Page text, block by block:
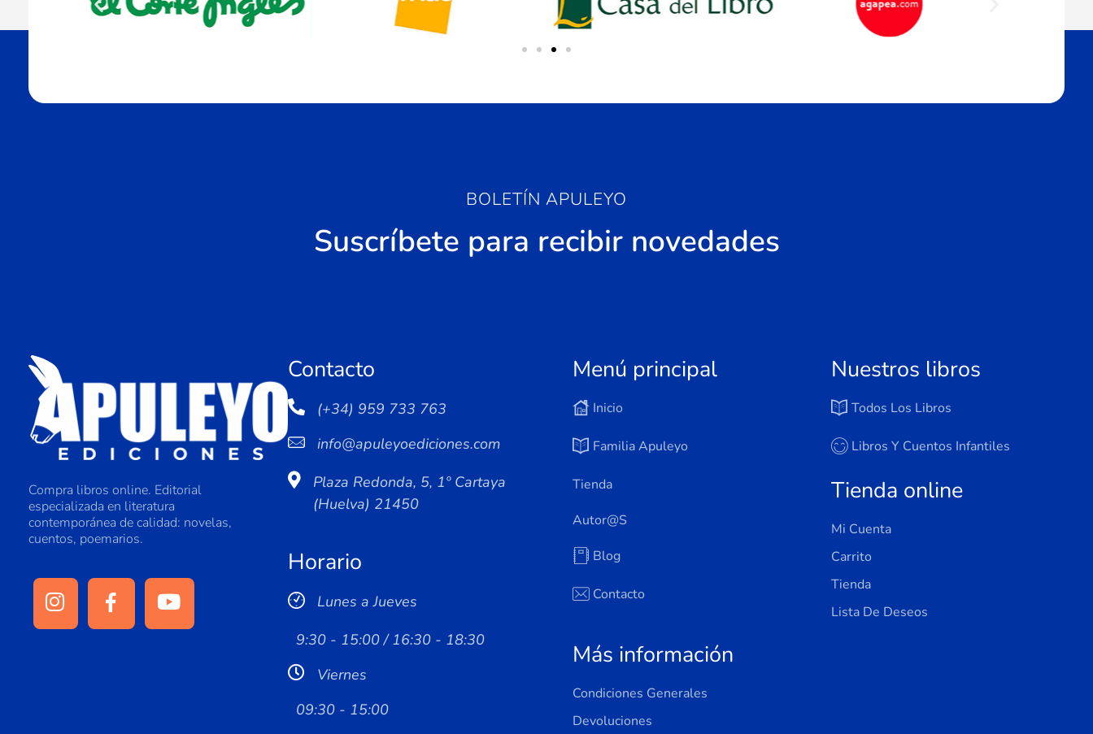
BOLETÍN APULEYO
Suscríbete para recibir novedades
Compra libros online. Editorial
especializada en literatura
contemporánea de calidad: novelas,
cuentos, poemarios.
Contacto
(+34) 959 733 763
info@apuleyoediciones.com
Plaza Redonda, 5, 1º Cartaya
(Huelva) 21450
Horario
Lunes a Jueves
9:30 - 15:00 / 16:30 - 18:30
Viernes
09:30 - 15:00
Menú principal
Inicio
Familia Apuleyo
Tienda
Autor@s
Blog
Contacto
Más información
Condiciones Generales
Devoluciones
Nuestros libros
Todos Los Libros
Libros Y Cuentos Infantiles
Tienda online
Mi Cuenta
Carrito
Tienda
Lista De Deseos